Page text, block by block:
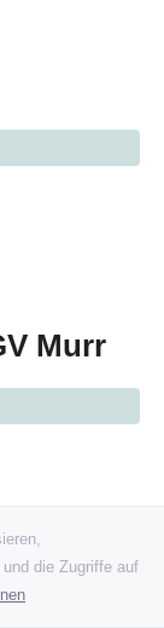
die Zugriffe auf
Murr